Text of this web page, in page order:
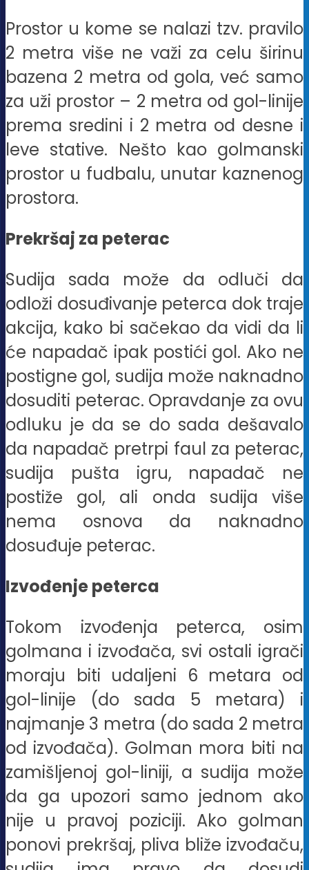
Prostor u kome se nalazi tzv. pravilo
2 metra više ne važi za celu širinu
bazena 2 metra od gola, već samo
za uži prostor – 2 metra od gol-linije
prema sredini i 2 metra od desne i
leve stative. Nešto kao golmanski
prostor u fudbalu, unutar kaznenog
prostora.
Prekršaj za peterac
Sudija sada može da odluči da
odloži dosuđivanje peterca dok traje
akcija, kako bi sačekao da vidi da li
će napadač ipak postići gol. Ako ne
postigne gol, sudija može naknadno
dosuditi peterac. Opravdanje za ovu
odluku je da se do sada dešavalo
da napadač pretrpi faul za peterac,
sudija pušta igru, napadač ne
postiže gol, ali onda sudija više
nema osnova da naknadno
dosuđuje peterac.
Izvođenje peterca
Tokom izvođenja peterca, osim
golmana i izvođača, svi ostali igrači
moraju biti udaljeni 6 metara od
gol-linije (do sada 5 metara) i
najmanje 3 metra (do sada 2 metra
od izvođača). Golman mora biti na
zamišljenoj gol-liniji, a sudija može
da ga upozori samo jednom ako
nije u pravoj poziciji. Ako golman
ponovi prekršaj, pliva bliže izvođaču,